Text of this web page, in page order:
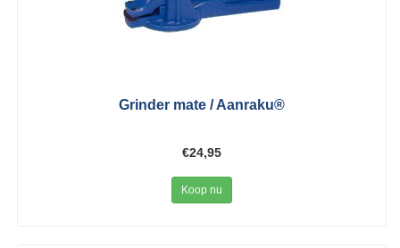
Grinder mate / Aanraku®
€24,95
Koop nu